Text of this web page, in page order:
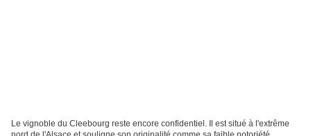
Le vignoble du Cleebourg reste encore confidentiel. Il est situé à l'extrême